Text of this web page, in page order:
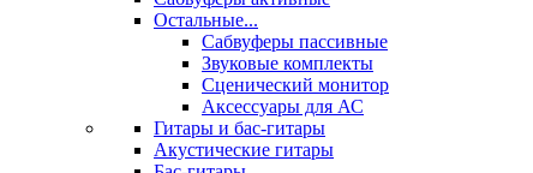
Остальные...
Сабвуферы пассивные
Звуковые комплекты
Сценический монитор
Аксессуары для АС
Гитары и бас-гитары
Акустические гитары